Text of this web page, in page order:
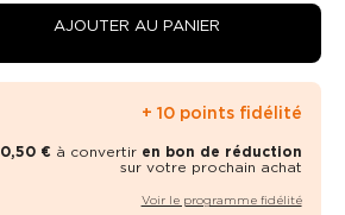
AJOUTER AU PANIER
+ 10 points fidélité
0,50 €à convertiren bon de réduction
sur votre prochain achat
Voir le programme fidélité